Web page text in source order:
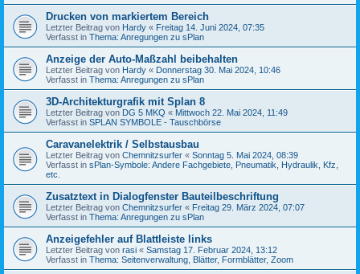
Drucken von markiertem Bereich
Letzter Beitrag von Hardy « Freitag 14. Juni 2024, 07:35
Verfasst in Thema: Anregungen zu sPlan
Anzeige der Auto-Maßzahl beibehalten
Letzter Beitrag von Hardy « Donnerstag 30. Mai 2024, 10:46
Verfasst in Thema: Anregungen zu sPlan
3D-Architekturgrafik mit Splan 8
Letzter Beitrag von DG 5 MKQ « Mittwoch 22. Mai 2024, 11:49
Verfasst in SPLAN SYMBOLE - Tauschbörse
Caravanelektrik / Selbstausbau
Letzter Beitrag von Chemnitzsurfer « Sonntag 5. Mai 2024, 08:39
Verfasst in sPlan-Symbole: Andere Fachgebiete, Pneumatik, Hydraulik, Kfz,
etc.
Zusatztext in Dialogfenster Bauteilbeschriftung
Letzter Beitrag von Chemnitzsurfer « Freitag 29. März 2024, 07:07
Verfasst in Thema: Anregungen zu sPlan
Anzeigefehler auf Blattleiste links
Letzter Beitrag von rasi « Samstag 17. Februar 2024, 13:12
Verfasst in Thema: Seitenverwaltung, Blätter, Formblätter, Zoom